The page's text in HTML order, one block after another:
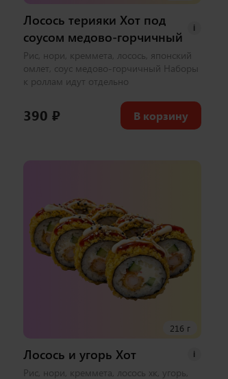
Лосось терияки Хот под
соусом медово-горчичный
i
Рис, нори, креммета, лосось, японский
омлет, соус медово-горчичный Наборы
к роллам идут отдельно
390 ₽ В корзину
216 г
Лосось и угорь Хот i
Рис, нори, креммета, лосось хк, угорь,